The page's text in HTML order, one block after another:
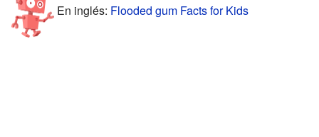
En inglés: Flooded gum Facts for Kids